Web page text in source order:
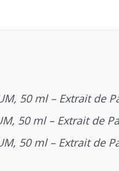
50 ml – Extrait de
50 ml – Extrait de
50 ml – Extrait de